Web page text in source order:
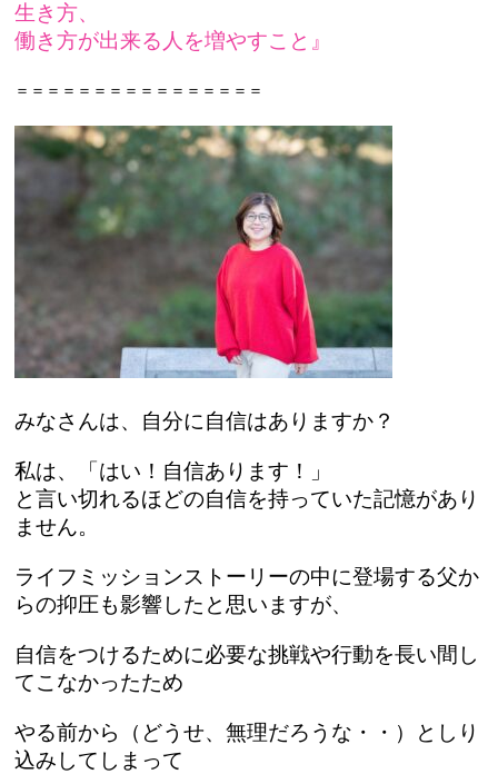
生き方、
働き方が出来る人を増やすこと』
＝＝＝＝＝＝＝＝＝＝＝＝＝＝＝＝
みなさんは、自分に自信はありますか？
私は、「はい！自信あります！」
と言い切れるほどの自信を持っていた記憶があり
ません。
ライフミッションストーリーの中に登場する父か
らの抑圧も影響したと思いますが、
自信をつけるために必要な挑戦や行動を長い間し
てこなかったため
やる前から（どうせ、無理だろうな・・）としり
込みしてしまって